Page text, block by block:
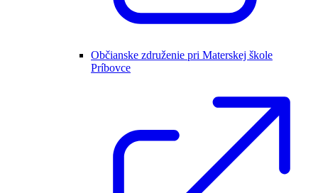
Občianske združenie pri Materskej škole
Príbovce